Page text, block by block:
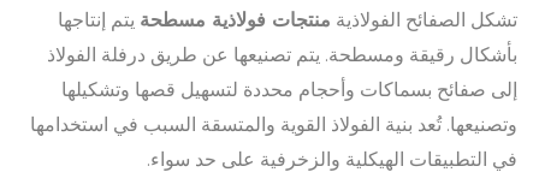
تشكل الصفائح الفولاذية منتجات فولاذية مسطحة يتم إنتاجها
بأشكال رقيقة ومسطحة. يتم تصنيعها عن طريق درفلة الفولاذ
إلى صفائح بسماكات وأحجام محددة لتسهيل قصها وتشكيلها
وتصنيعها. تُعد بنية الفولاذ القوية والمتسقة السبب في استخدامها
في التطبيقات الهيكلية والزخرفية على حد سواء.